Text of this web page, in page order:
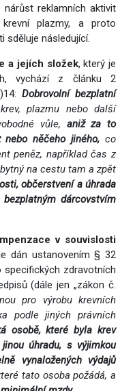
reklamních aktivit
plazmy, a proto
sděluje následující.
a jejích složek, který je
vychází z článku 2
Dobrovolní bezplatní
plazmu nebo další
vůle, aniž za to
něčeho jiného, co
peněz, například čas z
na cestu tam a zpět
občerstvení a úhrada
dárcovstvím
v souvislosti
dán ustanovením § 32
zdravotních
(dále jen „zákon č.
pro výrobu krevních
podle jiných právních
osobě, které byla krev
úhradu, s výjimkou
vynaložených výdajů
tato osoba požádá, a